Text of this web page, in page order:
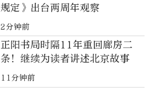
规定》出台两周年观察
2分钟前
正阳书局时隔11年重回廊房二
条！继续为读者讲述北京故事
11分钟前